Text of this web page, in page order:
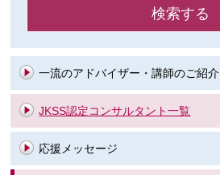
一流のアドバイザー・講師のご紹介
JKSS認定コンサルタント一覧
応援メッセージ